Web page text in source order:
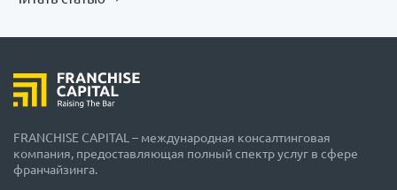
FRANCHISE CAPITAL – международная консалтинговая
компания, предоставляющая полный спектр услуг в сфере
франчайзинга.